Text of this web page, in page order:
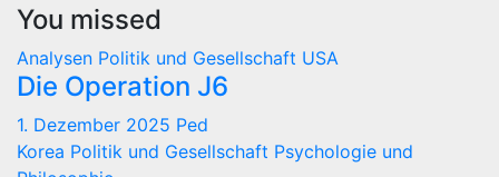
You missed
Analysen Politik und Gesellschaft USA
Die Operation J6
1. Dezember 2025 Ped
Korea Politik und Gesellschaft Psychologie und